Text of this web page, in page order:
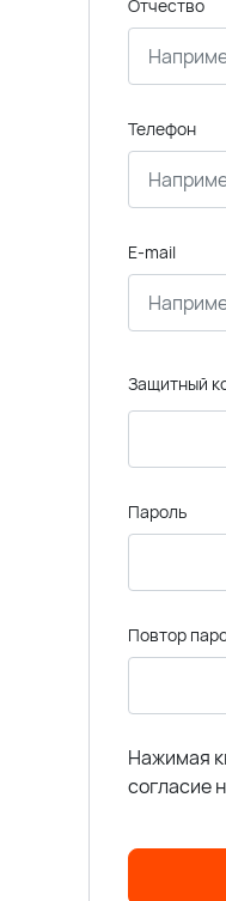
Отчество
Телефон
E-mail
Защитный
Пароль
Повтор
Нажимая
согласие